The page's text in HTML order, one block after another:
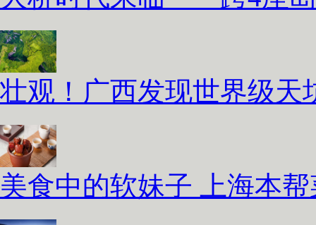
壮观！广西发现世界级天
美食中的软妹子 上海本